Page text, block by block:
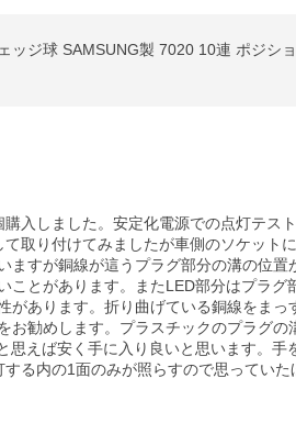
ッジ球 SAMSUNG製 7020 10連 ポジシ
入しました。安定化電源での点灯テス
取り付けてみましたが車側のソケット
ますが銅線が這うプラグ部分の溝の位
ことがあります。またLED部分はプラグ
があります。折り曲げている銅線をま
お勧めします。プラスチックのプラグの
思えば安く手に入り良いと思います。
る内の1面のみが照らすので思っていた